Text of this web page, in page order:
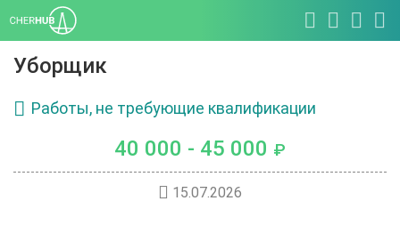
Уборщик
Работы, не требующие квалификации
40 000 - 45 000 ₽
15.07.2026